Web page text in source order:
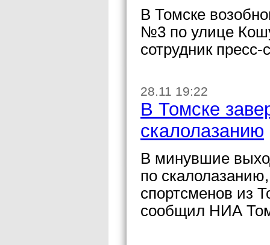
В Томске
№3 по улице
сотрудник
28.11 19:22
В Томске
скалолазанию
В минувшие
по
спортсменов из
сообщил НИА